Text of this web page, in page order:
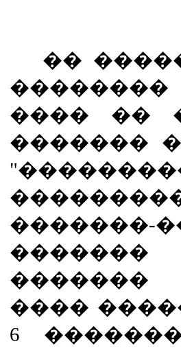
��
���� ��
�������
�������
����
6